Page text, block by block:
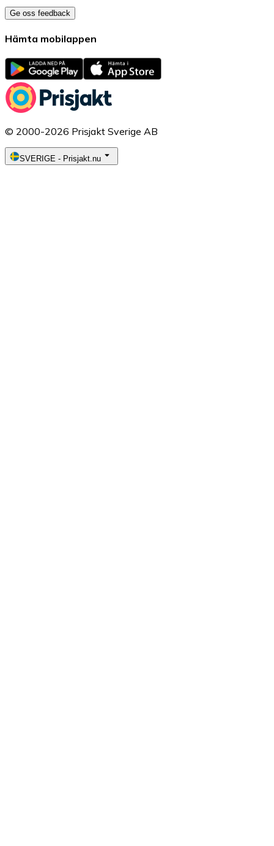
Ge oss feedback
Hämta mobilappen
© 2000-2026 Prisjakt Sverige AB
SVERIGE - Prisjakt.nu